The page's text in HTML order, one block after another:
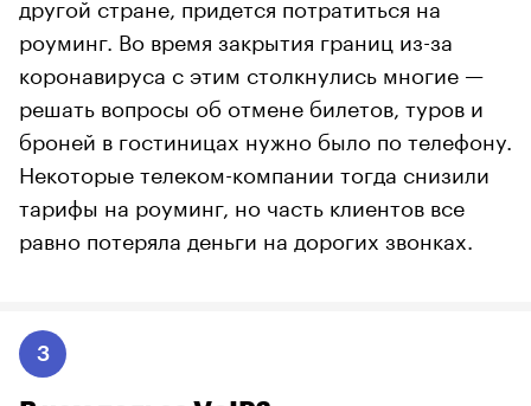
роуминг. Во время закрытия границ из-за
коронавируса с этим столкнулись многие —
решать вопросы об отмене билетов, туров и
броней в гостиницах нужно было по телефону.
Некоторые телеком-компании тогда снизили
тарифы на роуминг, но часть клиентов все
равно потеряла деньги на дорогих звонках.
3